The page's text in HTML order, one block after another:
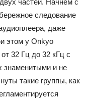
частей. Начнем с
следование
даже
этом у Onkyo
32 Гц до 32 кГц с
знаменитыми и не
такие группы, как